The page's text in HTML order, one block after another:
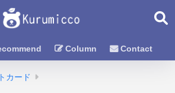
Column Contact
カード